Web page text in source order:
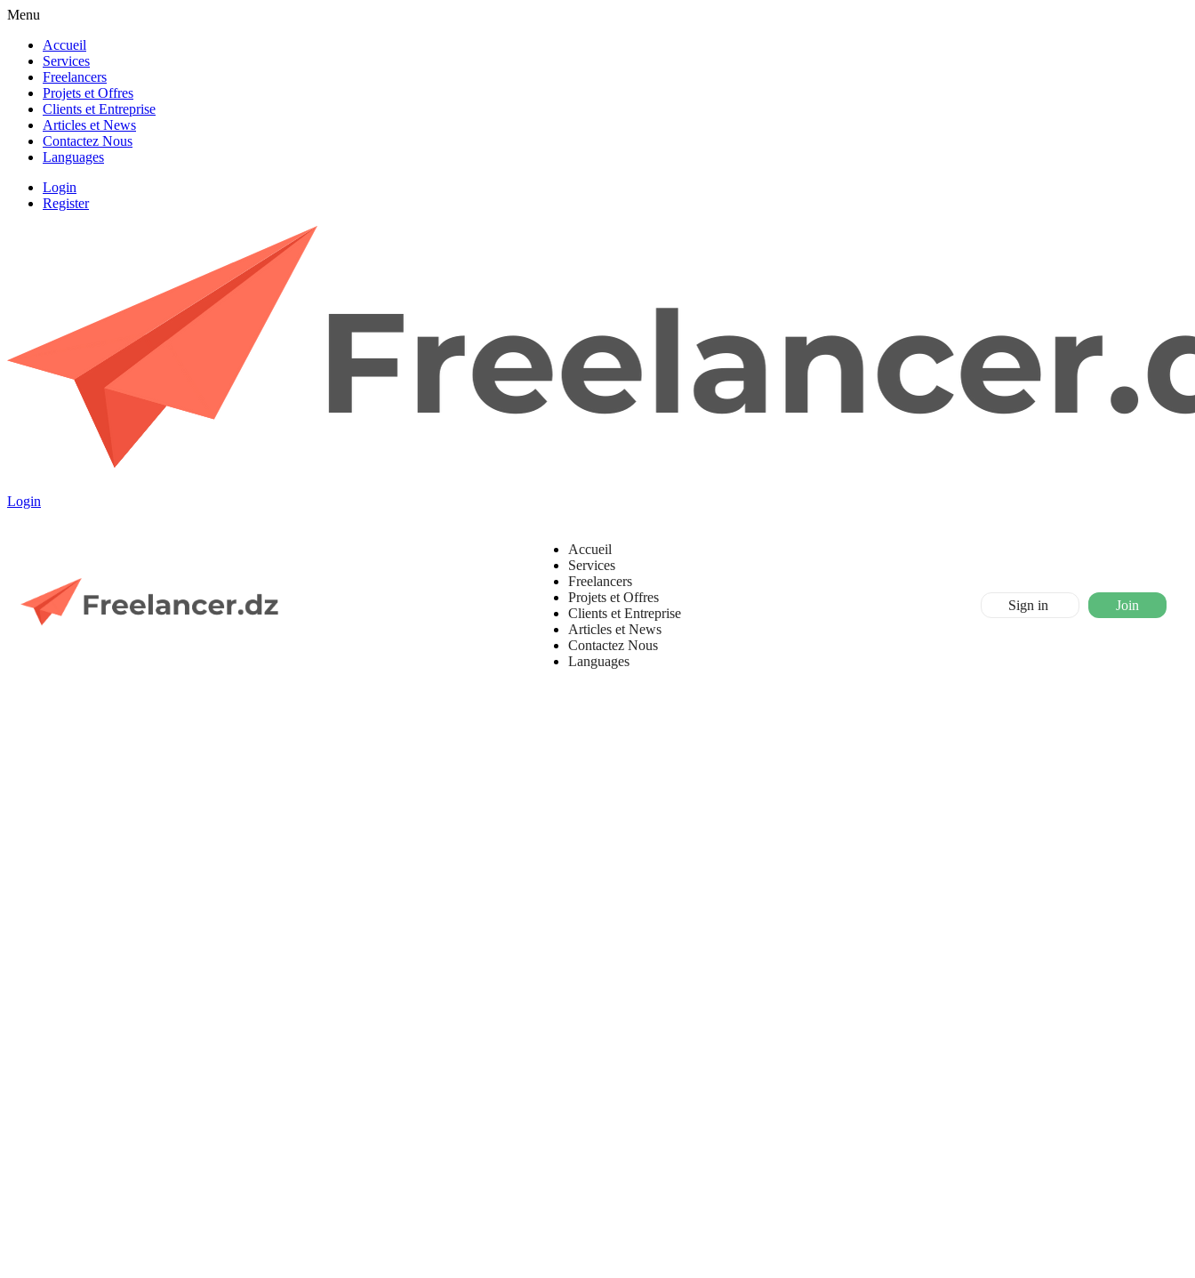
Menu
Accueil
Services
Freelancers
Projets et Offres
Clients et Entreprise
Articles et News
Contactez Nous
Languages
Login
Register
Login
Accueil
Services
Freelancers
Projets et Offres
Clients et Entreprise
Articles et News
Contactez Nous
Languages
Sign in Join